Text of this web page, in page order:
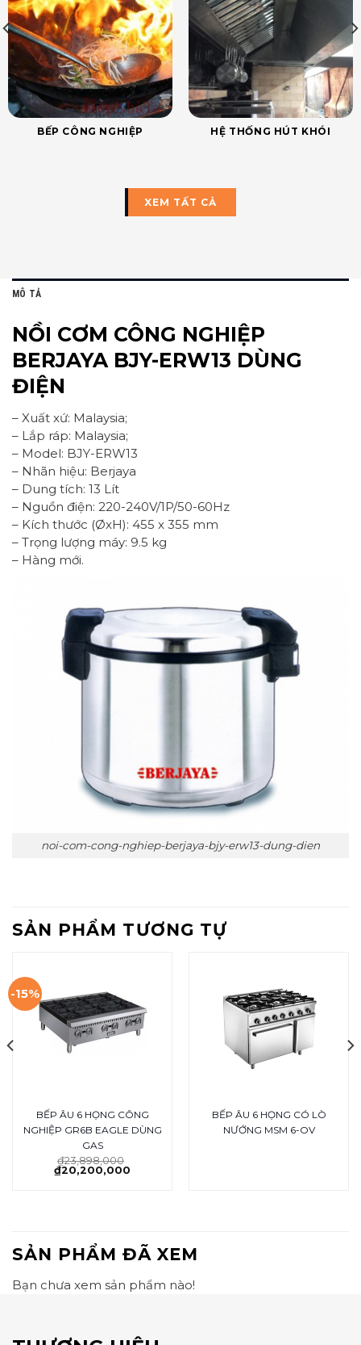
BẾP CÔNG NGHIỆP HỆ THỐNG HÚT KHÓI
XEM TẤT CẢ
MÔ TẢ
NỒI CƠM CÔNG NGHIỆP
BERJAYA BJY-ERW13 DÙNG
ĐIỆN
– Xuất xứ: Malaysia;
– Lắp ráp: Malaysia;
– Model: BJY-ERW13
– Nhãn hiệu: Berjaya
– Dung tích: 13 Lít
– Nguồn điện: 220-240V/1P/50-60Hz
– Kích thước (ØxH): 455 x 355 mm
– Trọng lượng máy: 9.5 kg
– Hàng mới.
noi-com-cong-nghiep-berjaya-bjy-erw13-dung-dien
SẢN PHẨM TƯƠNG TỰ
-15%
BẾP ÂU 6 HỌNG CÔNG
NGHIỆP GR6B EAGLE DÙNG
GAS
₫23,898,000
₫20,200,000
BẾP ÂU 6 HỌNG CÓ LÒ
NƯỚNG MSM 6-OV
SẢN PHẨM ĐÃ XEM
Bạn chưa xem sản phẩm nào!